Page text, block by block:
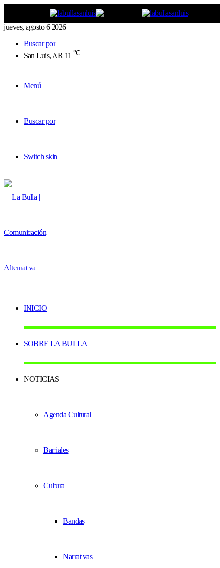
jueves, agosto 6 2026
Buscar por
San Luis, AR 11 ℃
Menú
Buscar por
Switch skin
INICIO
SOBRE LA BULLA
NOTICIAS
Agenda Cultural
Barriales
Cultura
Bandas
Narrativas